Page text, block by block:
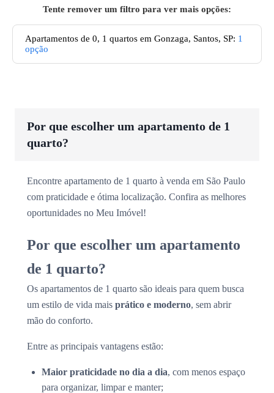
Tente remover um filtro para ver mais opções:
Apartamentos de 0, 1 quartos em Gonzaga, Santos, SP: 1
opção
Por que escolher um apartamento de 1
quarto?
Encontre apartamento de 1 quarto à venda em São Paulo
com praticidade e ótima localização. Confira as melhores
oportunidades no Meu Imóvel!
Por que escolher um apartamento
de 1 quarto?
Os apartamentos de 1 quarto são ideais para quem busca
um estilo de vida mais prático e moderno, sem abrir
mão do conforto.
Entre as principais vantagens estão:
Maior praticidade no dia a dia, com menos espaço
para organizar, limpar e manter;